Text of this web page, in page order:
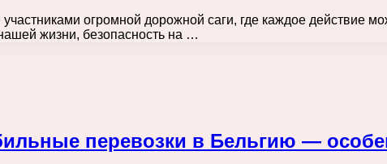
огромной дорожной саги, где каждое действие
жизни, безопасность на …
перевозки в Бельгию —